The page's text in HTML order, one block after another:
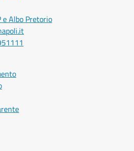
e Albo Pretorio